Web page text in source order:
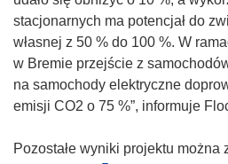
w
y
m
o
k
i
stacjonarnych ma potencjał do
własnej z 50 % do 100 %. W
w Bremie przejście z
na samochody elektryczne
emisji CO2 o 75 %”, informuje
Pozostałe wyniki projektu można